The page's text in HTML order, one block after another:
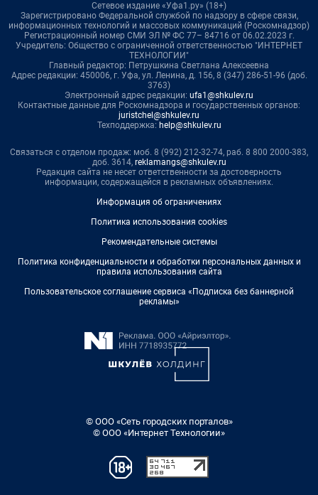
Сетевое издание «Уфа1.ру» (18+)
Зарегистрировано Федеральной службой по надзору в сфере связи,
информационных технологий и массовых коммуникаций (Роскомнадзор)
Регистрационный номер СМИ ЭЛ № ФС 77– 84716 от 06.02.2023 г.
Учредитель: Общество с ограниченной ответственностью "ИНТЕРНЕТ
ТЕХНОЛОГИИ"
Главный редактор: Петрушкина Светлана Алексеевна
Адрес редакции: 450006, г. Уфа, ул. Ленина, д. 156, 8 (347) 286-51-96 (доб.
3763)
Электронный адрес редакции: ufa1@shkulev.ru
Контактные данные для Роскомнадзора и государственных органов:
juristchel@shkulev.ru
Техподдержка: help@shkulev.ru
Связаться с отделом продаж: моб. 8 (992) 212-32-74, раб. 8 800 2000-383,
доб. 3614, reklamangs@shkulev.ru
Редакция сайта не несет ответственности за достоверность
информации, содержащейся в рекламных объявлениях.
Информация об ограничениях
Политика использования cookies
Рекомендательные системы
Политика конфиденциальности и обработки персональных данных и
правила использования сайта
Пользовательское соглашение сервиса «Подписка без баннерной
рекламы»
© ООО «Сеть городских порталов»
© ООО «Интернет Технологии»